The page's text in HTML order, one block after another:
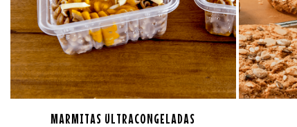
MARMITAS ULTRACONGELADAS